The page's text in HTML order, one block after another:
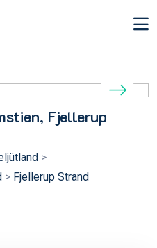
Fjellerup
>
> Fjellerup Strand